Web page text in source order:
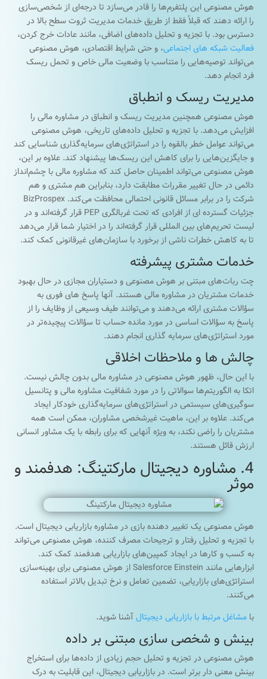
هوش مصنوعی این پلتفرم‌ها را قادر می‌سازد تا درجه‌ای از شخصی‌سازی
را ارائه دهند که قبلاً فقط از طریق خدمات مدیریت ثروت سطح بالا در
دسترس بود. با تجزیه و تحلیل داده‌های اضافی، مانند عادات خرج کردن،
فعالیت شبکه های اجتماعی، و حتی شرایط اقتصادی، هوش مصنوعی
می‌تواند توصیه‌هایی را متناسب با وضعیت مالی خاص و تحمل ریسک
فرد انجام دهد.
مدیریت ریسک و انطباق
هوش مصنوعی همچنین مدیریت ریسک و انطباق در مشاوره مالی را
افزایش می‌دهد. با تجزیه و تحلیل داده‌های تاریخی، هوش مصنوعی
می‌تواند عوامل خطر بالقوه را در استراتژی‌های سرمایه‌گذاری شناسایی کند
و جایگزین‌هایی را برای کاهش این ریسک‌ها پیشنهاد کند. علاوه بر این،
هوش مصنوعی می‌تواند اطمینان حاصل کند که مشاوره مالی با چشم‌انداز
دائمی در حال تغییر مقررات مطابقت دارد، بنابراین هم مشتری و هم
شرکت را در برابر مسائل قانونی احتمالی محافظت می‌کند. BizProspex
جزئیات گسترده ای از افرادی که تحت غربالگری PEP قرار گرفته‌اند و در
لیست تحریم‌های بین المللی قرار گرفته‌اند را در اختیار شما قرار می‌دهد
تا به کاهش خطرات ناشی از برخورد با سازمان‌های غیرقانونی کمک کند.
خدمات مشتری پیشرفته
چت ربات‌های مبتنی بر هوش مصنوعی و دستیاران مجازی در حال بهبود
خدمات مشتریان در مشاوره مالی هستند. آنها پاسخ های فوری به
سؤالات مشتری ارائه می‌دهند و می‌توانند طیف وسیعی از وظایف را از
پاسخ به سؤالات اساسی در مورد مانده حساب تا سؤالات پیچیده‌تر در
مورد استراتژی‌های سرمایه گذاری انجام دهند.
چالش ها و ملاحظات اخلاقی
با این حال، ظهور هوش مصنوعی در مشاوره مالی بدون چالش نیست.
اتکا به الگوریتم‌ها سوالاتی را در مورد شفافیت مشاوره مالی و پتانسیل
سوگیری‌های سیستمی در استراتژی‌های سرمایه‌گذاری خودکار ایجاد
می‌کند. علاوه بر این، ماهیت غیرشخصی مشاوران، ممکن است همه
مشتریان را راضی نکند، به ویژه آنهایی که برای رابطه با یک مشاور انسانی
ارزش قائل هستند.
4. مشاوره دیجیتال مارکتینگ: هدفمند و
موثر
هوش مصنوعی یک تغییر دهنده بازی در مشاوره بازاریابی دیجیتال است.
با تجزیه و تحلیل رفتار و ترجیحات مصرف کننده، هوش مصنوعی می‌‎تواند
به کسب و کارها در ایجاد کمپین‌های بازاریابی هدفمند کمک کند.
ابزارهایی مانند Salesforce Einstein از هوش مصنوعی برای بهینه‌سازی
استراتژی‌های بازاریابی، تضمین تعامل و نرخ تبدیل بالاتر استفاده
می‌کنند.
بامشاغل مرتبط با بازاریابی دیجیتالآشنا شوید.
بینش و شخصی سازی مبتنی بر داده
هوش مصنوعی در تجزیه و تحلیل حجم زیادی از داده‌ها برای استخراج
بینش معنی دار برتر است. در بازاریابی دیجیتال، این قابلیت به درک